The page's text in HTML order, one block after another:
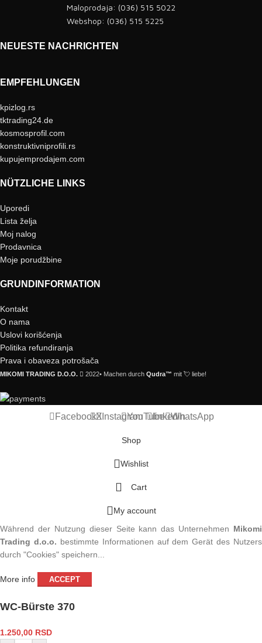
Maloprodaja: (036) 515 5022
Webshop: (036) 515 5225
NEUESTE NACHRICHTEN
EMPFEHLUNGEN
kpizlog.rs
tktrading24.de
kosmosprofil.com
konstruktivniprofili.rs
kupujemprodajem.com
NÜTZLICHE LINKS
Uporedi
Lista želja
Moj nalog
Prodavnica
Moje porudžbine
GRUNDINFORMATION
Kontakt
O nama
Uslovi korišćenja
Politika refundiranja
Prava i obaveza potrošača
MIKOMI TRADING D.O.O. 2022• Machen durch Qudra™ mit 💘 liebe!
FacebookX InstagramYouTubelinkedinWhatsApp
Shop
Wishlist
Cart
My account
Während der Nutzung dieser Seite kann das Unternehmen Mikomi
Trading d.o.o. bestimmte Informationen auf dem Gerät des Nutzers
durch "Cookies" speichern...
More info ACCEPT
WC-Bürste 370
1.250,00 RSD